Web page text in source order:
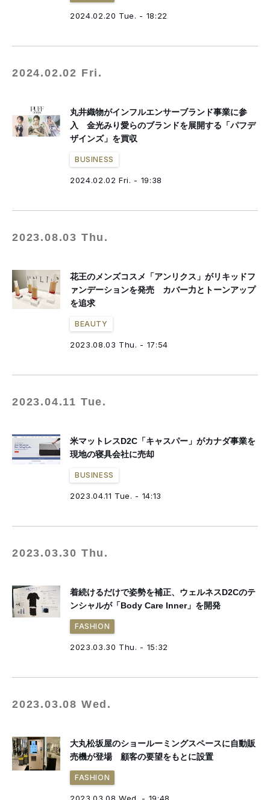
2024.02.20 Tue. - 18:22
2024.02.02 Fri.
丸井織物がインフルエンサーブランド事業に参
入 金光みり愛らのブランドを展開する「パフデ
ザインズ」を買収
BUSINESS
2024.02.02 Fri. - 19:38
2023.08.03 Thu.
花王のメンズコスメ「アンリクス」がリキッドフ
ァンデーションを発売 カバー力とトーンアップ
を追求
BEAUTY
2023.08.03 Thu. - 17:54
2023.04.11 Tue.
米マットレスD2C「キャスパー」がカナダ事業を
現地の寝具会社に売却
BUSINESS
2023.04.11 Tue. - 14:13
2023.03.30 Thu.
着続けるだけで姿勢を補正、ウェルネスD2Cのテ
ンシャルが「Body Care Inner」を開発
FASHION
2023.03.30 Thu. - 15:32
2023.03.08 Wed.
大丸松坂屋のショールーミングスペースに自動販
売機が登場 顧客の要望をもとに設置
FASHION
2023.03.08 Wed. - 19:48